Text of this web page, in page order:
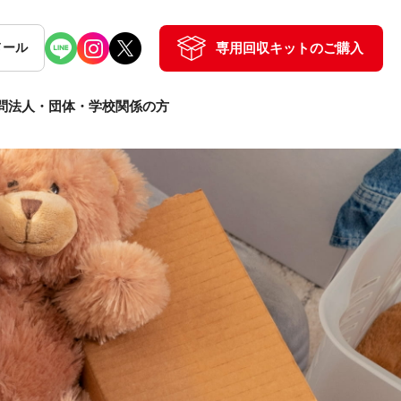
ール 専用回収キットのご購入
法人・団体・学校関係の方